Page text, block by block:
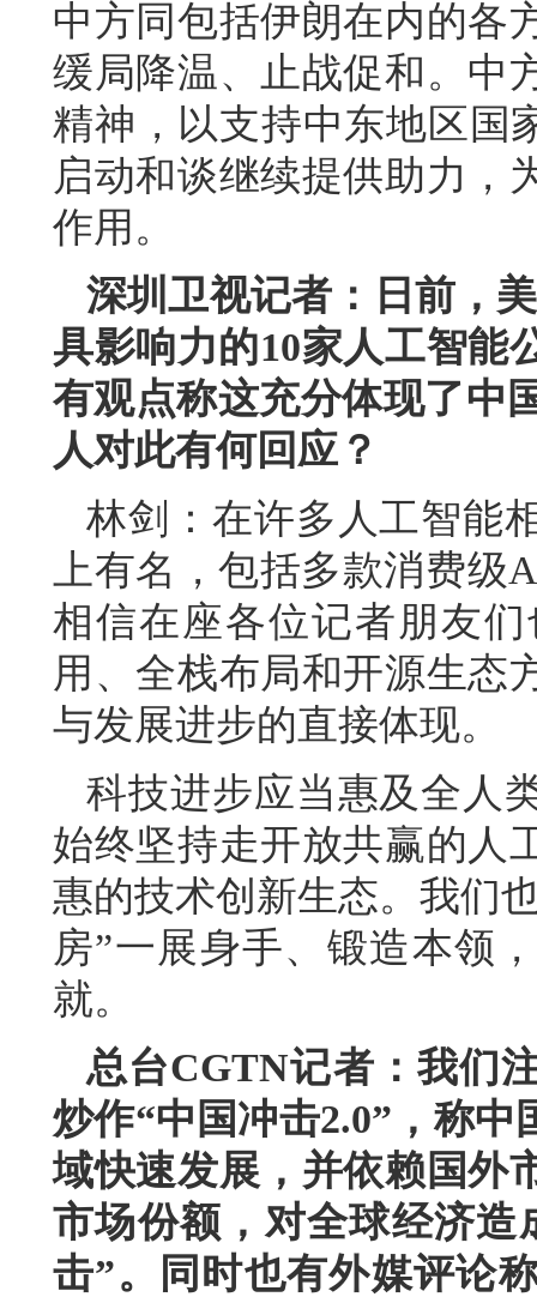
中方同包括伊朗在内的各
缓局降温、止战促和。中
精神，以支持中东地区国
启动和谈继续提供助力，
作用。
深圳卫视记者：日前，
具影响力的10家人工智能
有观点称这充分体现了中
人对此有何回应？
林剑：在许多人工智能
上有名，包括多款消费
相信在座各位记者朋友
用、全栈布局和开源生态
与发展进步的直接体现。
科技进步应当惠及全人
始终坚持走开放共赢的人
惠的技术创新生态。我们
房”一展身手、锻造本领
就。
总台CGTN记者：我们
炒作“中国冲击2.0”，称
域快速发展，并依赖国外
市场份额，对全球经济造
击”。同时也有外媒评论